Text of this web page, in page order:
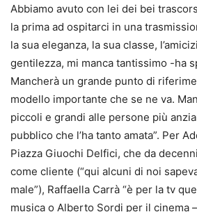
Abbiamo avuto con lei dei bei
la prima ad ospitarci in una
la sua eleganza, la sua classe,
gentilezza, mi manca tantissimo -ha
Mancherà un grande punto di
modello importante che se ne va.
piccoli e grandi alle persone più
pubblico che l’ha tanto amata”. Per
Piazza Giuochi Delfici, che da
come cliente (“qui alcuni di noi
male”), Raffaella Carrà “è per la tv
musica o Alberto Sordi per il cinema